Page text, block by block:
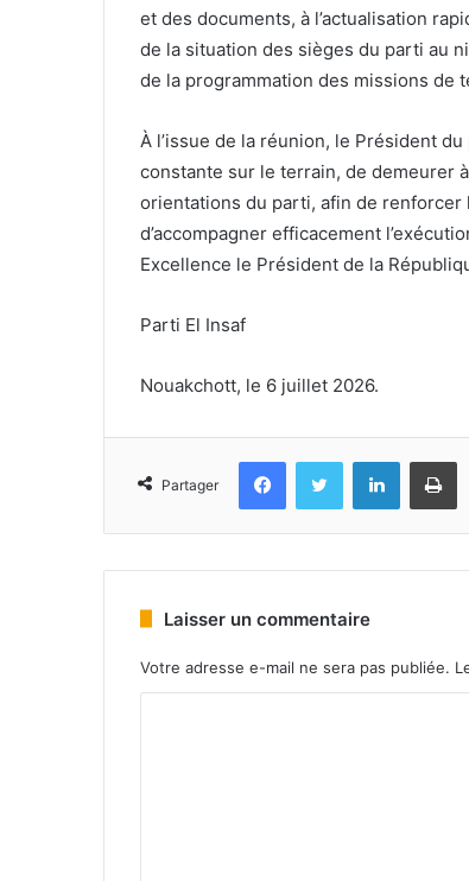
et des documents, à l’actualisation
de la situation des sièges du parti au
de la programmation des missions de
À l’issue de la réunion, le Président
constante sur le terrain, de demeurer
orientations du parti, afin de
d’accompagner efficacement
Excellence le Président de la
Parti El Insaf
Nouakchott, le 6 juillet 2026.
Partager
FacebookTwitter Linkedin
Laisser un commentaire
Votre adresse e-mail ne sera pas publiée.